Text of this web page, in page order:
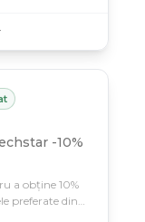
-10%
a obține 10%
preferate din